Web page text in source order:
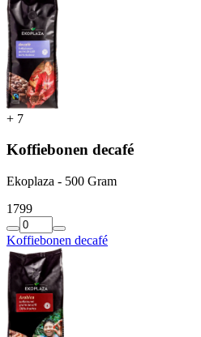
+ 7
Koffiebonen decafé
Ekoplaza - 500 Gram
1799
Koffiebonen decafé